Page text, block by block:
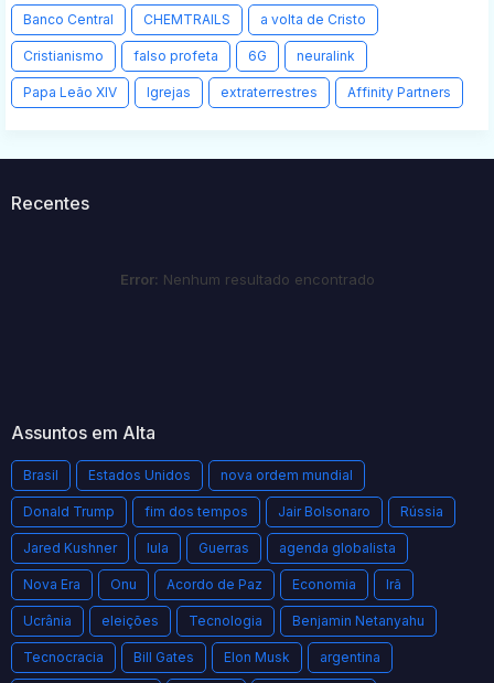
Banco Central CHEMTRAILS a volta de Cristo
Cristianismo falso profeta 6G neuralink
Papa Leão XIV Igrejas extraterrestres Affinity Partners
Recentes
Error: Nenhum resultado encontrado
Assuntos em Alta
Brasil Estados Unidos nova ordem mundial
Donald Trump fim dos tempos Jair Bolsonaro Rússia
Jared Kushner lula Guerras agenda globalista
Nova Era Onu Acordo de Paz Economia Irã
Ucrânia eleições Tecnologia Benjamin Netanyahu
Tecnocracia Bill Gates Elon Musk argentina